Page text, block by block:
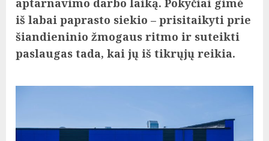
aptarnavimo darbo laiką. Pokyčiai gimė
iš labai paprasto siekio – prisitaikyti prie
šiandieninio žmogaus ritmo ir suteikti
paslaugas tada, kai jų iš tikrųjų reikia.